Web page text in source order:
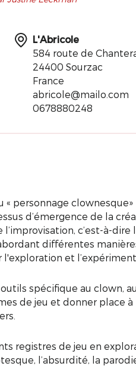
L'Abricole
584 route de
24400 Sourzac
France
abricole@mailo.com
0678880248
« personnage
d’émergence de la
c’est-à-
différentes
l'exploration et
spécifique au clown,
de jeu et donner place
registres de jeu en
l’absurdité, la